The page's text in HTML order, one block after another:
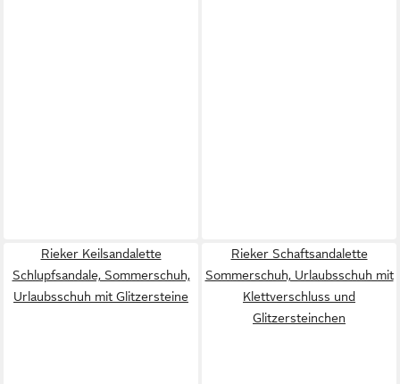
Rieker Keilsandalette
Schlupfsandale, Sommerschuh,
Urlaubsschuh mit Glitzersteine
Rieker Schaftsandalette
Sommerschuh, Urlaubsschuh mit
Klettverschluss und
Glitzersteinchen